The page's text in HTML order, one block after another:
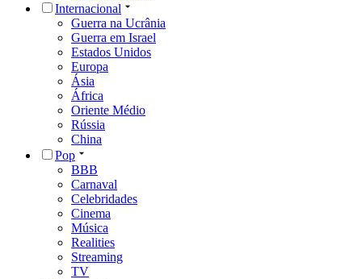
Internacional
Guerra na Ucrânia
Guerra em Israel
Estados Unidos
Europa
Ásia
África
Oriente Médio
Rússia
China
Pop
BBB
Carnaval
Celebridades
Cinema
Música
Realities
Streaming
TV